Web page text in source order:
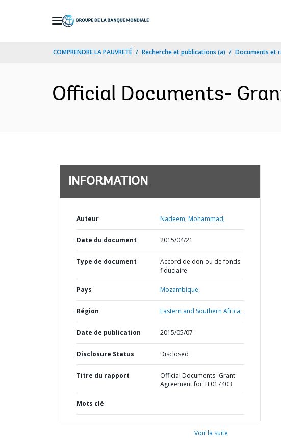
COMPRENDRE LA PAUVRETÉ Recherche et publications (a) Documents et
Official Documents-
INFORMATION
Auteur Nadeem, Mohammad;
Date du document 2015/04/21
Type de document
Accord de don ou de fonds
fiduciaire
Pays Mozambique,
Région Eastern and Southern Africa,
Date de publication 2015/05/07
Disclosure Status Disclosed
Titre du rapport
Official Documents- Grant
Agreement for TF017403
Mots clé
Voir la suite